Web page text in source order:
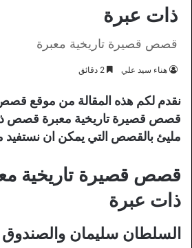
ذات عبرة
قصص قصيرة تاريخية معبرة
هناء سيد علي
نقدم لكم هذه المقالة من موقع
قصص قصيرة تاريخية معبرة قصص
مليئ بالقصص التي يمكن ان نستفيد
قصص قصيرة تاريخية
ذات عبرة
السلطان سليمان والصندوق